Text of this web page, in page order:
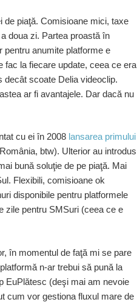
piaţă. Comisioane mici, taxe
doua zi. Partea proastă în
pentru anumite platforme e
la fiecare update, ceea ce era
decât scoate Delia videoclip.
ar fi avantajele. Dar dacă nu
cu ei în 2008 lansarea primului
btw). Ulterior au introdus
bună soluţie de pe piaţă. Mai
Flexibili, comisioane ok
disponibile pentru platformele
zile pentru SMSuri (ceea ce e
în momentul de faţă mi se pare
n-ar trebui să pună la
EuPlătesc (deşi mai am nevoie
cum vor gestiona fluxul mare de